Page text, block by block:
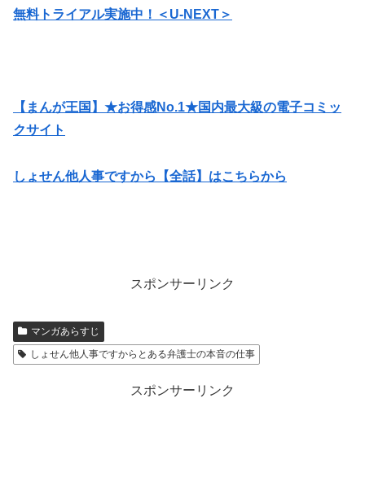
無料トライアル実施中！＜U-NEXT＞
【まんが王国】★お得感No.1★国内最大級の電子コミッ
クサイト
しょせん他人事ですから【全話】はこちらから
スポンサーリンク
マンガあらすじ
しょせん他人事ですからとある弁護士の本音の仕事
スポンサーリンク